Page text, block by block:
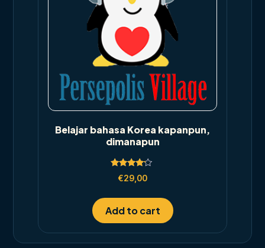
Belajar bahasa Korea kapanpun,
dimanapun
Rated
4.00
€29,00
Add to cart